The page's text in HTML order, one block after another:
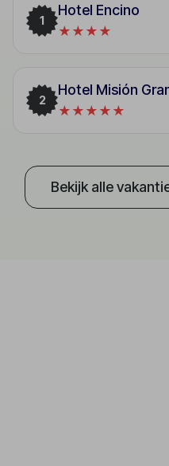
1
Hotel Encino
★★★★
2
Hotel Misión
★★★★★
Bekijk alle